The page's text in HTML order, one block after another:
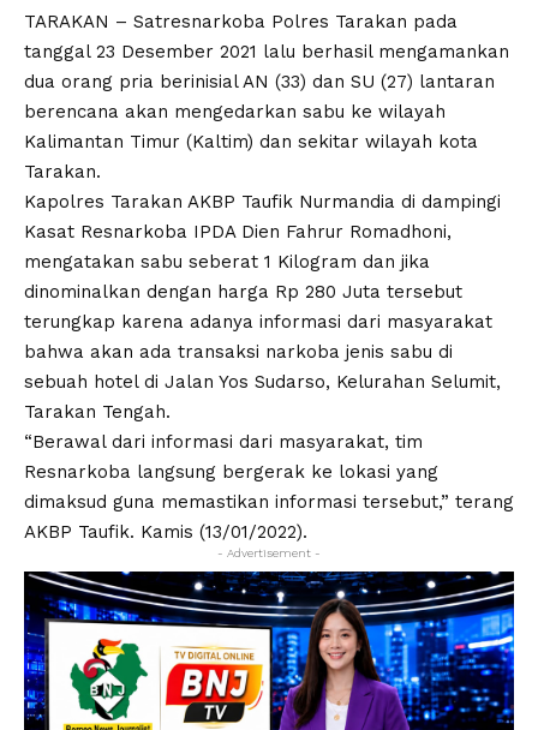
TARAKAN – Satresnarkoba Polres Tarakan pada
tanggal 23 Desember 2021 lalu berhasil mengamankan
dua orang pria berinisial AN (33) dan SU (27) lantaran
berencana akan mengedarkan sabu ke wilayah
Kalimantan Timur (Kaltim) dan sekitar wilayah kota
Tarakan.
Kapolres Tarakan AKBP Taufik Nurmandia di dampingi
Kasat Resnarkoba IPDA Dien Fahrur Romadhoni,
mengatakan sabu seberat 1 Kilogram dan jika
dinominalkan dengan harga Rp 280 Juta tersebut
terungkap karena adanya informasi dari masyarakat
bahwa akan ada transaksi narkoba jenis sabu di
sebuah hotel di Jalan Yos Sudarso, Kelurahan Selumit,
Tarakan Tengah.
“Berawal dari informasi dari masyarakat, tim
Resnarkoba langsung bergerak ke lokasi yang
dimaksud guna memastikan informasi tersebut,” terang
AKBP Taufik. Kamis (13/01/2022).
- Advertisement -